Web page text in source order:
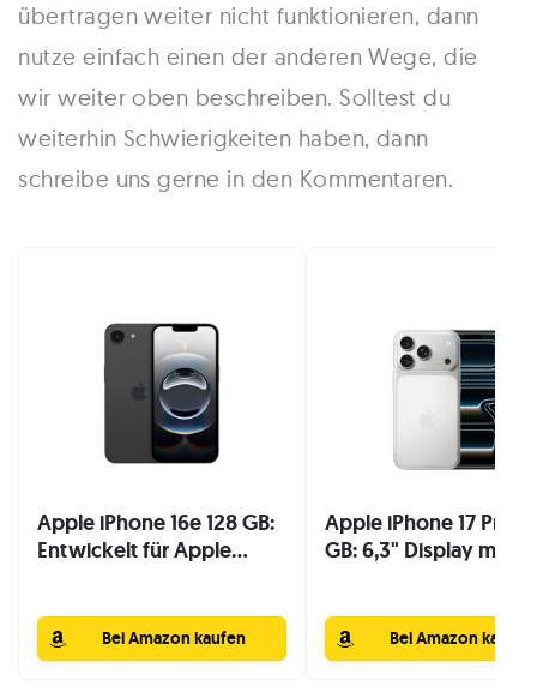
übertragen weiter nicht funktionieren, dann
nutze einfach einen der anderen Wege, die
wir weiter oben beschreiben. Solltest du
weiterhin Schwierigkeiten haben, dann
schreibe uns gerne in den Kommentaren.
Apple iPhone 16e 128 GB:
Entwickelt für Apple...
Bei Amazon kaufen
Apple iPhone 17 Pro
GB: 6,3" Display mit...
Bei Amazon kaufen